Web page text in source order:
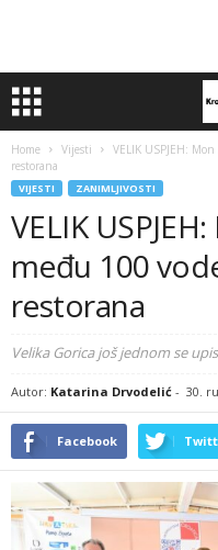
Home Vijesti
VELIK USPJEH:
restorana
VIJESTI ZANIMLJIVOSTI
VELIK
među 100
restorana
Velika Gorica još jednom se
Autor: Katarina Drvodelić - 30.
Facebook